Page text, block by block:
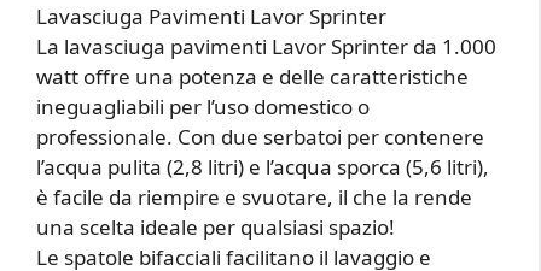
Lavasciuga Pavimenti Lavor Sprinter
La lavasciuga pavimenti Lavor Sprinter da 1.000
watt offre una potenza e delle caratteristiche
ineguagliabili per l’uso domestico o
professionale. Con due serbatoi per contenere
l’acqua pulita (2,8 litri) e l’acqua sporca (5,6 litri),
è facile da riempire e svuotare, il che la rende
una scelta ideale per qualsiasi spazio!
Le spatole bifacciali facilitano il lavaggio e